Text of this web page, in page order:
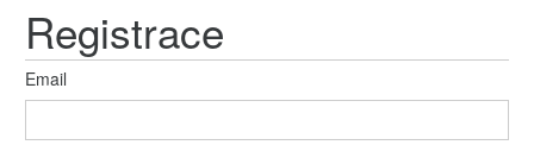
Registrace
Email